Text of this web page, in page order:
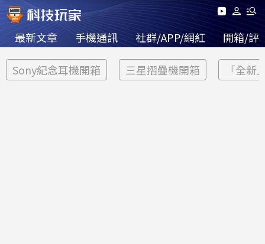
最新文章 手機通訊 社群/APP/網紅 開箱/評
Sony紀念耳機開箱 三星摺疊機開箱 「全新